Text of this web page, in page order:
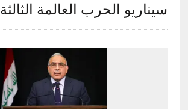
سيناريو الحرب العالمة الثالثة